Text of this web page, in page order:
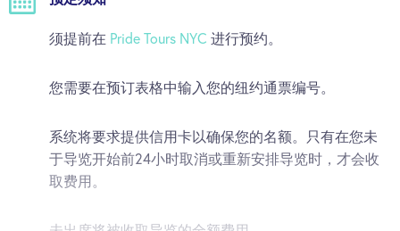
须提前在 Pride Tours NYC 进行预约。
您需要在预订表格中输入您的纽约通票编号。
系统将要求提供信用卡以确保您的名额。只有在您未
于导览开始前24小时取消或重新安排导览时，才会收
取费用。